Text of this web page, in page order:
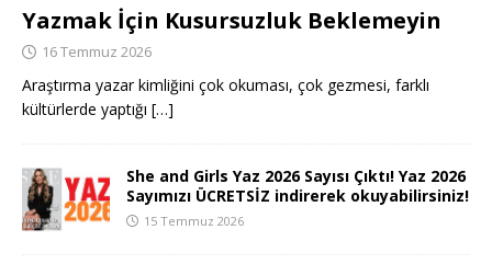
Yazmak İçin Kusursuzluk Beklemeyin
16 Temmuz 2026
Araştırma yazar kimliğini çok okuması, çok gezmesi, farklı
kültürlerde yaptığı […]
She and Girls Yaz 2026 Sayısı Çıktı! Yaz 2026
Sayımızı ÜCRETSİZ indirerek okuyabilirsiniz!
15 Temmuz 2026